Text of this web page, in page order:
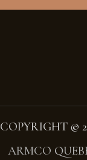
COPYRIGHT ©
ARMCO